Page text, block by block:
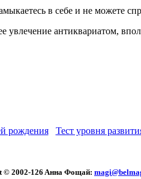
в себе и не можете
антиквариатом,
рождения Тест уровня
© 2002-126 Aннa Фoщaй: